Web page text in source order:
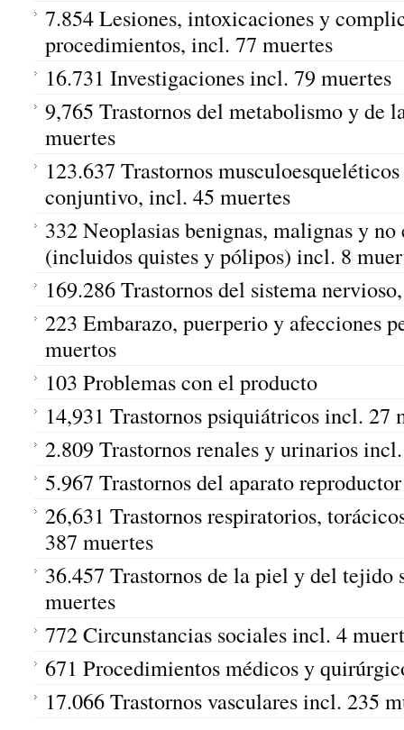
7.854 Lesiones, intoxicaciones y
procedimientos, incl. 77 muertes
16.731 Investigaciones incl. 79 muertes
9,765 Trastornos del metabolismo y de
muertes
123.637 Trastornos
conjuntivo, incl. 45 muertes
332 Neoplasias benignas, malignas y no
(incluidos quistes y pólipos) incl. 8
169.286 Trastornos del sistema
223 Embarazo, puerperio y afecciones
muertos
103 Problemas con el producto
14,931 Trastornos psiquiátricos incl. 27
2.809 Trastornos renales y urinarios
5.967 Trastornos del aparato
26,631 Trastornos respiratorios,
387 muertes
36.457 Trastornos de la piel y del tejido
muertes
772 Circunstancias sociales incl. 4
671 Procedimientos médicos y
17.066 Trastornos vasculares incl. 235